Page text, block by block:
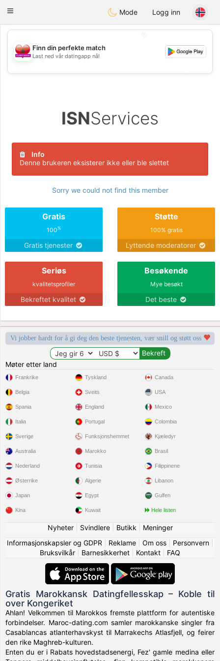
Maroc Dating
Toggle
Mode Logg inn
💖
💕
Finn din perfekte match
Last ned vår datingapp nå!
ISNServices
Info
Denne brukeren eksisterer ikke eller ble slettet
Sorry we could not find this member
Gratis
100%
Gratis tjenester
Støtte
100% gratis
Lyttende moderatorer
Seriøs
kvalitetsprofiler
Bekreftet kvalitet
Besøkende
Mye besøkt
Det beste
Vi jobber hardt for å gi deg den beste tjenesten, vær snill og støtt oss
Møter etter land
Frankrike
Belgia
Spania
Italia
Sverige
Tyskland
Sveits
England
Portugal
Funksjonshemmet
Canada
USA
Mexico
Colombia
Kjæledyr
Australia
Nederland
Østerrike
Japan
Kina
Marokko
Tunisia
Algerie
Egypt
Kuwait
Brasil
Filippinene
Libanon
Gulfen
Hele listen
Nyheter| Svindlere| Butikk
Meninger
Informasjonskapsler og GDPR
Reklame| Om oss| Personvern|
Bruksvilkår
Barnesikkerhet Kontakt FAQ
Gratis Marokkansk Datingfellesskap – Koble til
over Kongeriket
Ahlan! Velkommen til Marokkos fremste plattform for autentiske
forbindelser. Maroc-dating.com samler marokkanske singler fra
Casablancas atlanterhavskyst til Marrakechs Atlasfjell, og feirer
den rike Maghreb-kulturen.
Enten du er i Rabats hovedstadsenergi, Fez' gamle medina eller